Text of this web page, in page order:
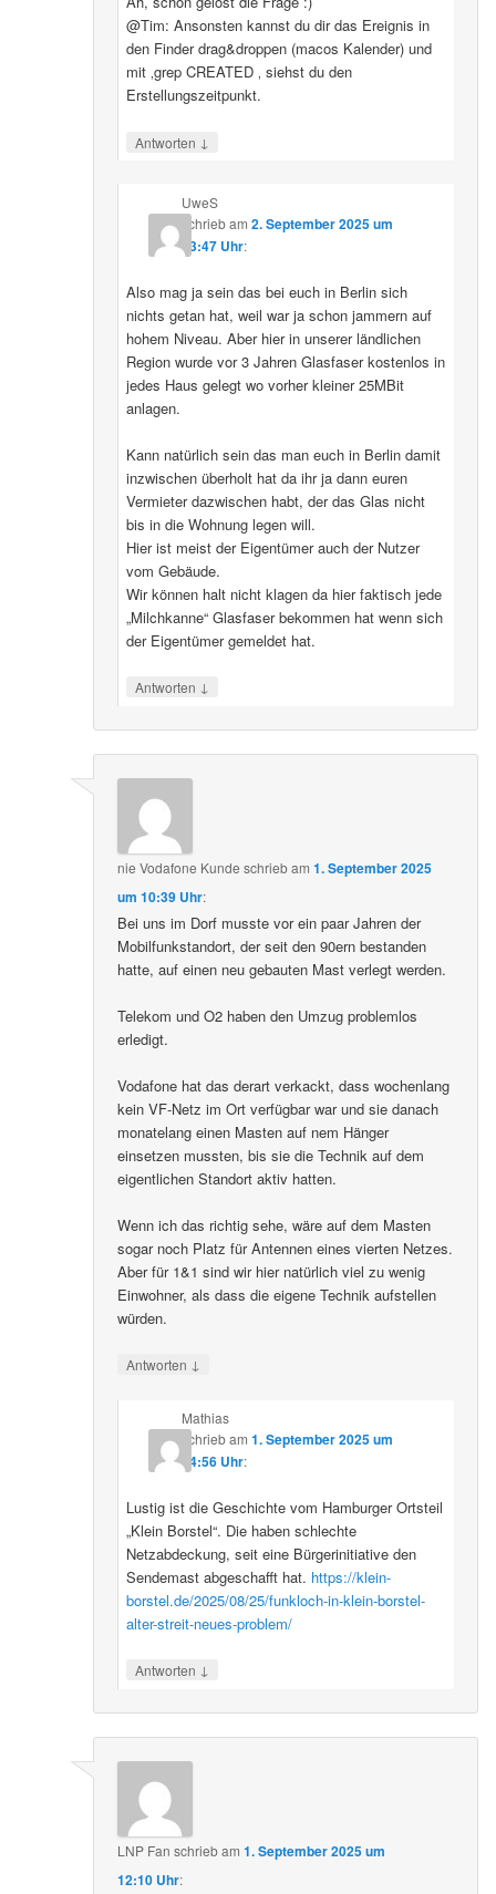
@Tim: Ansonsten kannst du dir das Ereignis in
den Finder drag&droppen (macos Kalender) und
mit ‚grep CREATED ‚ siehst du den
Erstellungszeitpunkt.
Antworten ↓
UweS
schriebam 2. September 2025 um
13:47 Uhr:
Also mag ja sein das bei euch in Berlin sich
nichts getan hat, weil war ja schon jammern auf
hohem Niveau. Aber hier in unserer ländlichen
Region wurde vor 3 Jahren Glasfaser kostenlos in
jedes Haus gelegt wo vorher kleiner 25MBit
anlagen.
Kann natürlich sein das man euch in Berlin damit
inzwischen überholt hat da ihr ja dann euren
Vermieter dazwischen habt, der das Glas nicht
bis in die Wohnung legen will.
Hier ist meist der Eigentümer auch der Nutzer
vom Gebäude.
Wir können halt nicht klagen da hier faktisch jede
„Milchkanne“ Glasfaser bekommen hat wenn sich
der Eigentümer gemeldet hat.
Antworten ↓
nie Vodafone Kunde schriebam1. September 2025
um 10:39 Uhr:
Bei uns im Dorf musste vor ein paar Jahren der
Mobilfunkstandort, der seit den 90ern bestanden
hatte, auf einen neu gebauten Mast verlegt werden.
Telekom und O2 haben den Umzug problemlos
erledigt.
Vodafone hat das derart verkackt, dass wochenlang
kein VF-Netz im Ort verfügbar war und sie danach
monatelang einen Masten auf nem Hänger
einsetzen mussten, bis sie die Technik auf dem
eigentlichen Standort aktiv hatten.
Wenn ich das richtig sehe, wäre auf dem Masten
sogar noch Platz für Antennen eines vierten Netzes.
Aber für 1&1 sind wir hier natürlich viel zu wenig
Einwohner, als dass die eigene Technik aufstellen
würden.
Antworten ↓
Mathias
schriebam 1. September 2025 um
14:56 Uhr:
Lustig ist die Geschichte vom Hamburger Ortsteil
„Klein Borstel“. Die haben schlechte
Netzabdeckung, seit eine Bürgerinitiative den
Sendemast abgeschafft hat. https://klein-
borstel.de/2025/08/25/funkloch-in-klein-borstel-
alter-streit-neues-problem/
Antworten ↓
LNP Fan schriebam1. September 2025 um
12:10 Uhr: